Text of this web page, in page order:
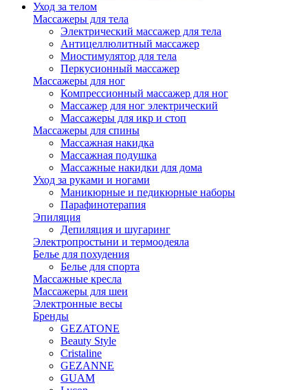
Уход за телом
Массажеры для тела
Электрический массажер для тела
Антицеллюлитный массажер
Миостимулятор для тела
Перкусионный массажер
Массажеры для ног
Компрессионный массажер для ног
Массажер для ног электрический
Массажеры для икр и стоп
Массажеры для спины
Массажная накидка
Массажная подушка
Массажные накидки для дома
Уход за руками и ногами
Маникюрные и педикюрные наборы
Парафинотерапия
Эпиляция
Депиляция и шугаринг
Электропростыни и термоодеяла
Белье для похудения
Белье для спорта
Массажные кресла
Массажеры для шеи
Электронные весы
Бренды
GEZATONE
Beauty Style
Cristaline
GEZANNE
GUAM